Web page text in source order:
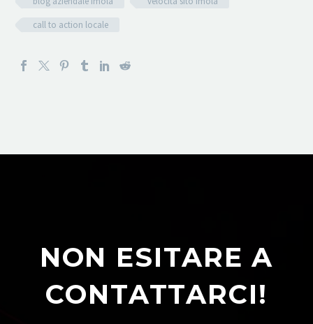
call to action locale
NON ESITARE A
CONTATTARCI!